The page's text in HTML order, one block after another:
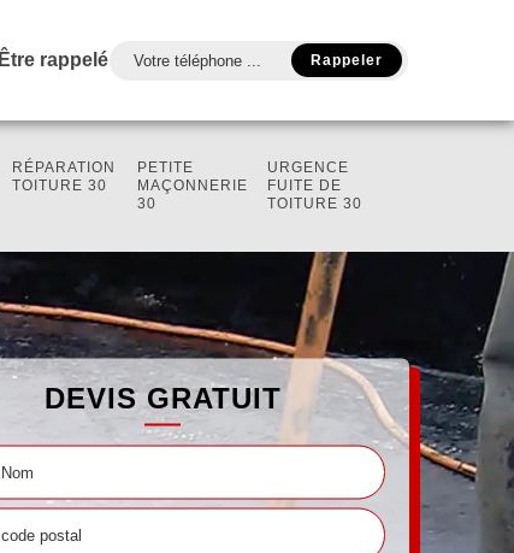
Être rappelé
RÉPARATION
TOITURE 30
PETITE
MAÇONNERIE
30
URGENCE
FUITE DE
TOITURE 30
DEVIS GRATUIT